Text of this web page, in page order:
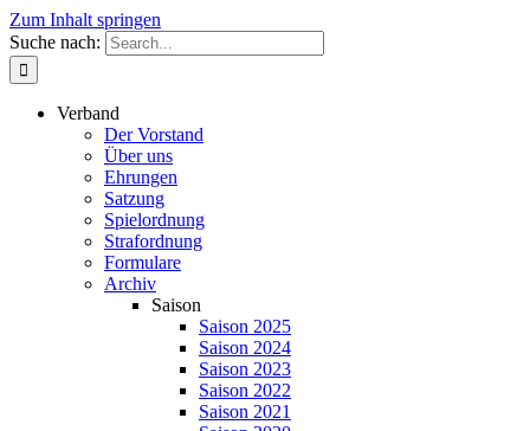
Zum Inhalt springen
Suche nach:
Verband
Der Vorstand
Über uns
Ehrungen
Satzung
Spielordnung
Strafordnung
Formulare
Archiv
Saison
Saison 2025
Saison 2024
Saison 2023
Saison 2022
Saison 2021